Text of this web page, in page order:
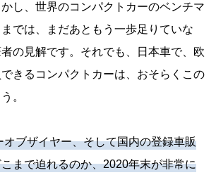
し、世界のコンパクトカーのベンチマ
では、まだあともう一歩足りていな
の見解です。それでも、日本車で、欧
きるコンパクトカーは、おそらくこの
。
オブザイヤー、そして国内の登録車販
まで迫れるのか、2020年末が非常に